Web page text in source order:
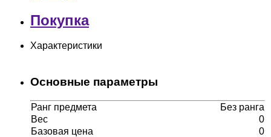
Покупка
Характеристики
Основные параметры
Ранг предмета
Без ранга
Вес
0
Базовая цена
0